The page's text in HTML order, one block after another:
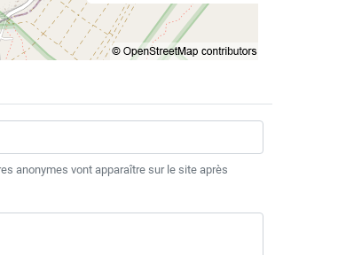
anonymes vont apparaître sur le site après